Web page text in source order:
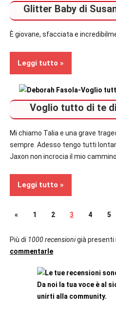
Romance
Recensioni
Glitter Baby di
È giovane, sfacciata e
Leggi tutto
Romance
Recensioni
Voglio tutto di te
Mi chiamo Talia e una grave
sempre. Adesso tengo tutti
Jaxon non incrocia il mio cammino
Leggi tutto
Contemporary
Recensioni
Paginazione
degli
articoli
«Articolo
1 2 3 4 5
Più di 1000 recensionigià presenti
commentarle